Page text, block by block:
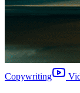
Copywriting